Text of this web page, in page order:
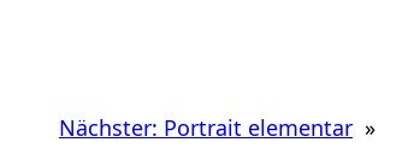
Nächster: Portrait elementar »